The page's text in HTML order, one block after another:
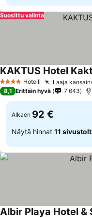
Suosittu valinta
4 Tähtiluokitus
Hotelli Laaja
KAKTUS Hotel
8,1 Erittäin hyvä 7 643
Alkaen 92 €
Näytä hinnat 11
Albir Playa Hotel &